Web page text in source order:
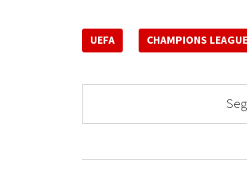
UEFA CHAMPIONS LEAGUE